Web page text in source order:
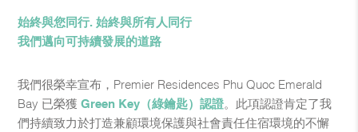
始終與您同行. 始終與所有人同行
我們邁向可持續發展的道路
我們很榮幸宣布，Premier Residences Phu Quoc Emerald
Bay 已榮獲Green Key（綠鑰匙）認證。此項認證肯定了我
們持續致力於打造兼顧環境保護與社會責任住宿環境的不懈